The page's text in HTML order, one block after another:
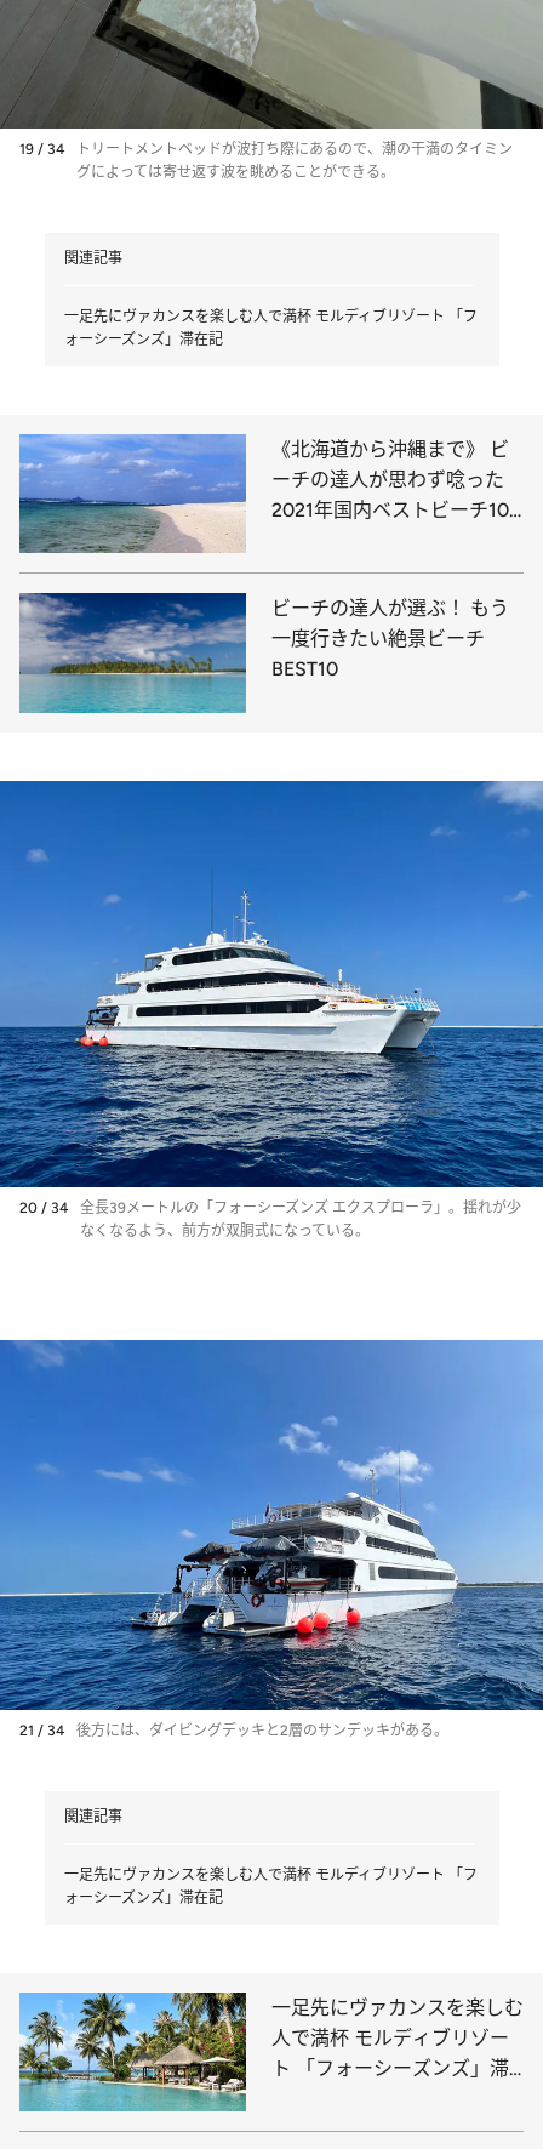
19 / 34
トリートメントベッドが波打ち際にあるので、潮の干満のタイミン
グによっては寄せ返す波を眺めることができる。
関連記事
一足先にヴァカンスを楽しむ人で満杯 モルディブリゾート 「フ
ォーシーズンズ」滞在記
《北海道から沖縄まで》 ビ
ーチの達人が思わず唸った
2021年国内ベストビーチ10
ビーチの達人が選ぶ！ もう
一度行きたい絶景ビーチ
BEST10
20 / 34
全長39メートルの「フォーシーズンズ エクスプローラ」。揺れが少
なくなるよう、前方が双胴式になっている。
21 / 34 後方には、ダイビングデッキと2層のサンデッキがある。
関連記事
一足先にヴァカンスを楽しむ人で満杯 モルディブリゾート 「フ
ォーシーズンズ」滞在記
一足先にヴァカンスを楽しむ
人で満杯 モルディブリゾー
ト 「フォーシーズンズ」滞